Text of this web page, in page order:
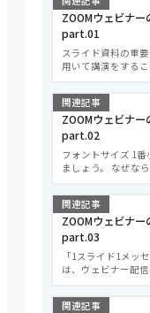
ZOOMウェビナ
part.01
スライド資料の重
用いて講演をする
関連記事
ZOOMウェビナ
part.02
フォントサイズ 1
ましょう。 なぜな
関連記事
ZOOMウェビナ
part.03
「1スライド1メッ
は、ウェビナー配
関連記事